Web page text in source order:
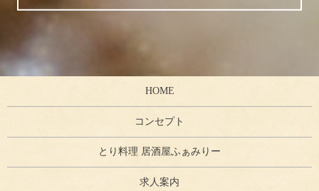
HOME
コンセプト
とり料理 居酒屋ふぁみりー
求人案内